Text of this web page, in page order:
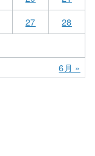
27
28
6月 »